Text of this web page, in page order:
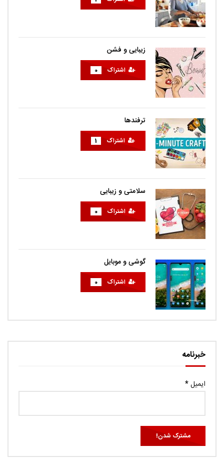
زیبایی و فشن
اشتراک 0
ترفندها
اشتراک 1
سلامتی و زیبایی
اشتراک 0
گوشی و موبایل
اشتراک 0
خبرنامه
ایمیل*